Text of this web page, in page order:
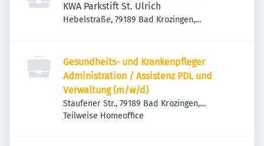
KWA Parkstift St. Ulrich
Hebelstraße, 79189 Bad Krozingen,
Gesundheits- und Krankenpfleger
Administration / Assistenz PDL und
Verwaltung (m/w/d)
Staufener Str., 79189 Bad Krozingen,
Deutschland
Teilweise Homeoffice